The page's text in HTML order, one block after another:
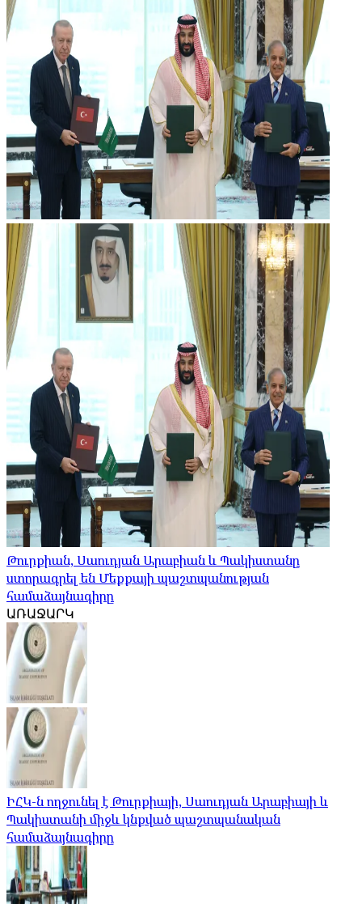
Թուրքիան, Սաուդյան Արաբիան և Պակիստանը
ստորագրել են Մեքքայի պաշտպանության
համաձայնագիրը
ԱՌԱՋԱՐԿ
ԻՀԿ-ն ողջունել է Թուրքիայի, Սաուդյան Արաբիայի և
Պակիստանի միջև կնքված պաշտպանական
համաձայնագիրը